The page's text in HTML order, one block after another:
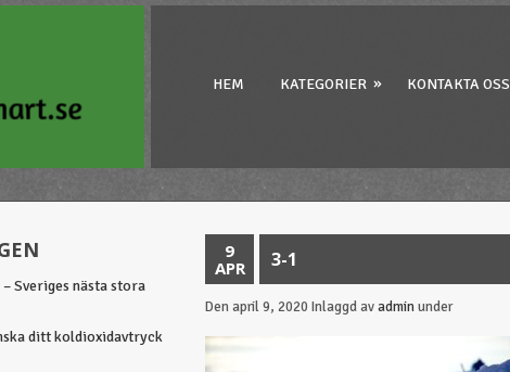
HEM KATEGORIER » KONTAKTA OSS
9
APR
3-1
Den april 9, 2020 Inlaggd avadmin under
Sveriges nästa stora
ditt koldioxidavtryck